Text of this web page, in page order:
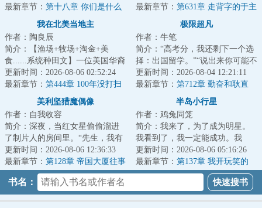
取政府补贴；八...
最新章节： 第十八章 你们是什么
人！（感谢孙鹤棠的盟主）
想着三年里老师...
最新章节： 第631章 走背字的于主
我在北美当地主
作者：陶良辰
简介：【渔场+牧场+淘金+美
食......系统种田文】一位美国华裔
UP主参加荒野求生，挑战赢下百
万美元大奖，...
更新时间：2026-08-06 02:52:24
最新章节： 第444章 100年没打扫
过的地下宝库！子乍弄鸟、曜变
极限超凡
作者：牛笔
简介：“高考分，我还剩下一个选
择：出国留学。”“说出来你可能不
信，我是个超凡者。”...
更新时间：2026-08-04 12:21:11
最新章节： 第712章 勤奋和耿直
美利坚猎魔偶像
作者：自我收容
简介：深夜，当红女星偷偷溜进
了制片人的房间里。“先生，我有
理由怀疑维克多先生除了好莱坞
巨星的以外，...
更新时间：2026-08-06 12:36:33
最新章节： 第128章 帝国大厦往事
（求追读~）
半岛小行星
作者：鸡兔同笼
简介：我来了，为了成为明星。
我看到了，我一定能成功。我
征……算了，这里太复杂了征服
不了，我还是谈我...
更新时间：2026-08-06 05:16:26
最新章节： 第137章 我开玩笑的
书名：